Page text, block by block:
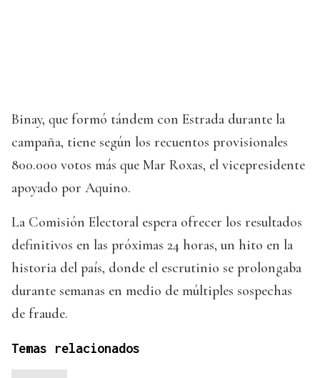
Binay, que formó tándem con Estrada durante la
campaña, tiene según los recuentos provisionales
800.000 votos más que Mar Roxas, el vicepresidente
apoyado por Aquino.
La Comisión Electoral espera ofrecer los resultados
definitivos en las próximas 24 horas, un hito en la
historia del país, donde el escrutinio se prolongaba
durante semanas en medio de múltiples sospechas
de fraude.
Temas relacionados